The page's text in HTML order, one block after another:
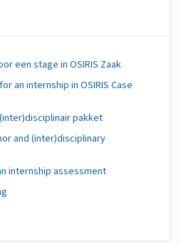
een stage in OSIRIS Zaak
an internship in OSIRIS Case
pakket
and (inter)disciplinary
internship assessment